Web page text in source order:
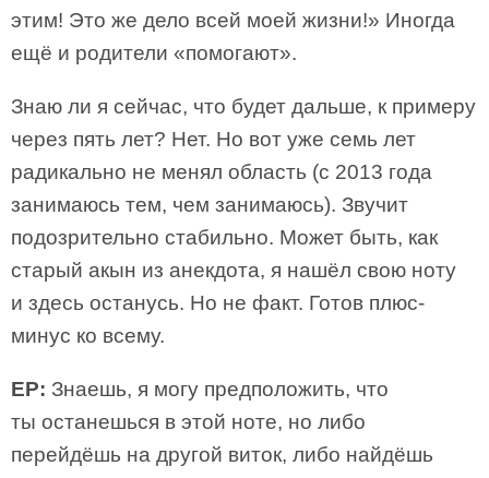
этим! Это же дело всей моей жизни!» Иногда
ещё и родители «помогают».
Знаю ли я сейчас, что будет дальше, к примеру
через пять лет? Нет. Но вот уже семь лет
радикально не менял область (с 2013 года
занимаюсь тем, чем занимаюсь). Звучит
подозрительно стабильно. Может быть, как
старый акын из анекдота, я нашёл свою ноту
и здесь останусь. Но не факт. Готов плюс-
минус ко всему.
ЕР: Знаешь, я могу предположить, что
ты останешься в этой ноте, но либо
перейдёшь на другой виток, либо найдёшь